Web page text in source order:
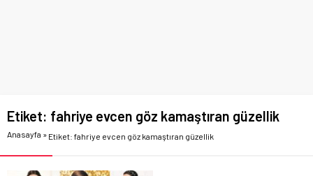
Etiket: fahriye evcen göz kamaştıran güzellik
Anasayfa » Etiket: fahriye evcen göz kamaştıran güzellik